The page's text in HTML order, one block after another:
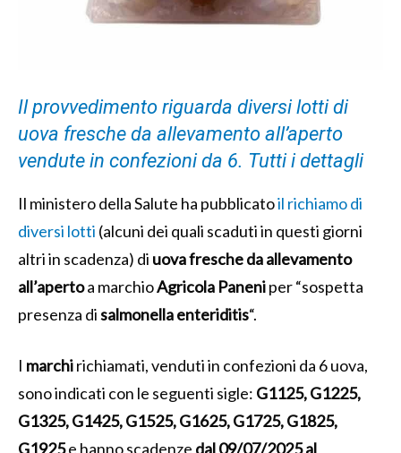
Il provvedimento riguarda diversi lotti di
uova fresche da allevamento all’aperto
vendute in confezioni da 6. Tutti i dettagli
Il ministero della Salute ha pubblicatoil richiamo di
diversi lotti (alcuni dei quali scaduti in questi giorni
altri in scadenza) di uova fresche da allevamento
all’apertoa marchioAgricola Paneniper “sospetta
presenza disalmonellaenteriditis“.
I marchirichiamati, venduti in confezioni da 6 uova,
sono indicati con le seguenti sigle: G1125, G1225,
G1325, G1425, G1525, G1625, G1725, G1825,
G1925e hanno scadenze dal 09/07/2025 al